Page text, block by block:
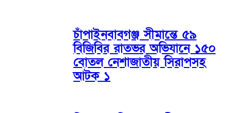
চাঁপাইনবাবগঞ্জ সীমান্তে ৫৯
বিজিবির রাতভর অভিযানে ১৫০
বোতল নেশাজাতীয় সিরাপসহ
আটক ১